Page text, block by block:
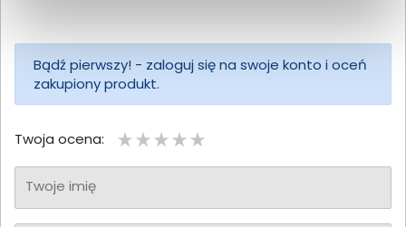
Bądź pierwszy! - zaloguj się na swoje konto i oceń
zakupiony produkt.
Twoja ocena:
Twoje imię